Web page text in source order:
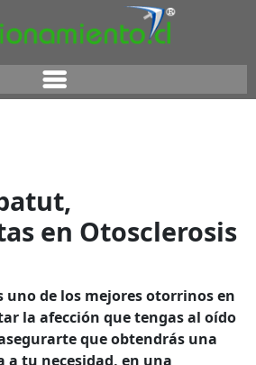
en Otosclerosis
uno de los mejores otorrinos en
la afección que tengas al oído
que obtendrás una
a tu necesidad, en una